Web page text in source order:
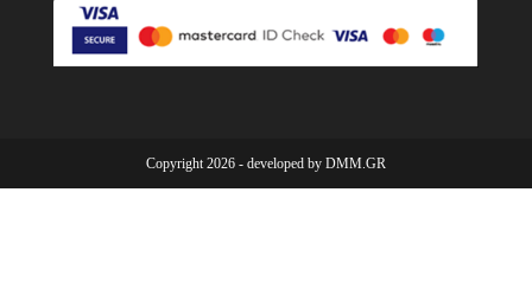
new
new
a
new
Copyright 2026 - developed by DMM.GR